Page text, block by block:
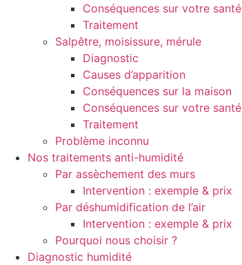
Conséquences sur votre santé
Traitement
Salpêtre, moisissure, mérule
Diagnostic
Causes d’apparition
Conséquences sur la maison
Conséquences sur votre santé
Traitement
Problème inconnu
Nos traitements anti-humidité
Par assèchement des murs
Intervention : exemple & prix
Par déshumidification de l’air
Intervention : exemple & prix
Pourquoi nous choisir ?
Diagnostic humidité